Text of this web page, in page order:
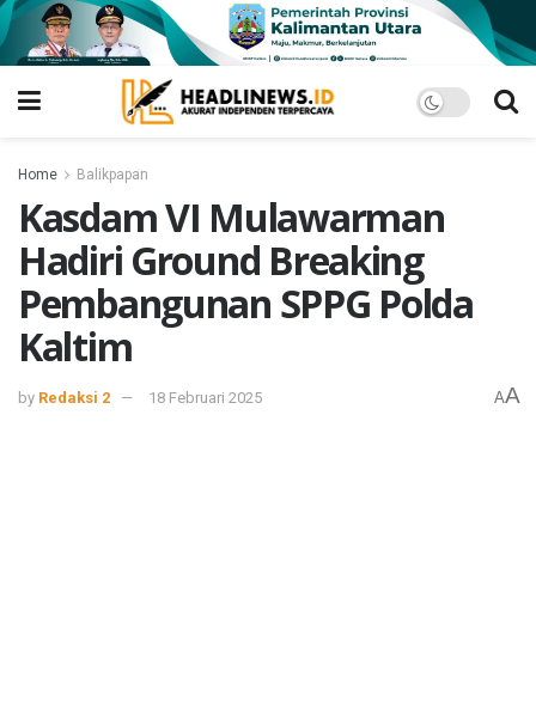
Home Balikpapan
Kasdam VI Mulawarman
Hadiri Ground Breaking
Pembangunan SPPG Polda
Kaltim
by Redaksi 2 18 Februari 2025 AA